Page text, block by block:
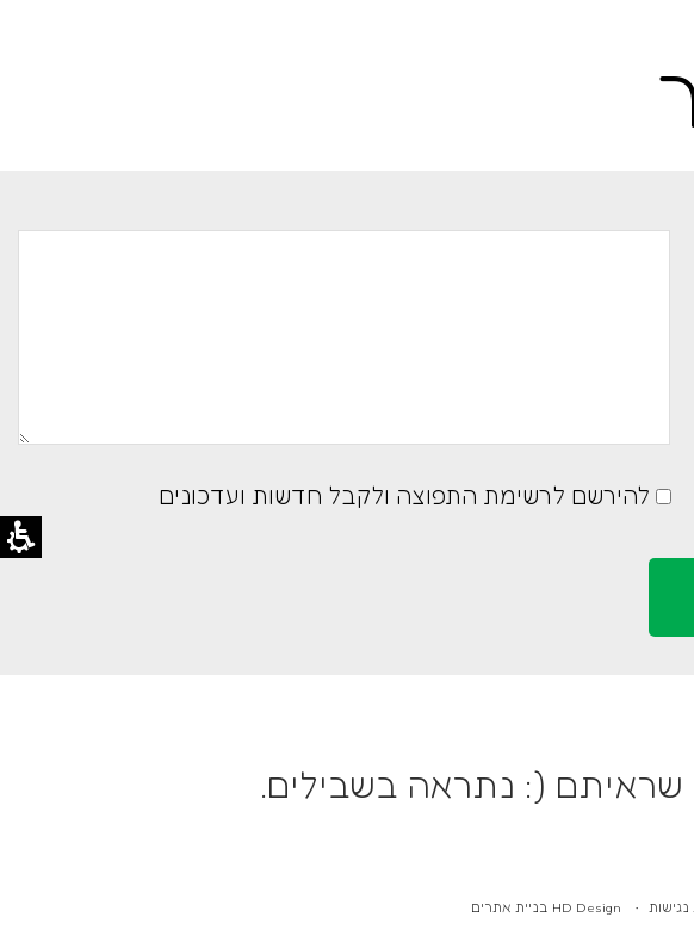
להירשם לרשימת התפוצה ולקבל חדשות ועדכונים
(: נתראה בשבילים.
•